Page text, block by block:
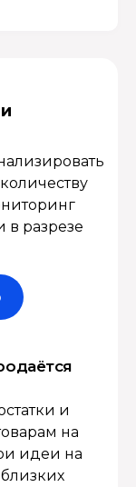
в разрезе
и
на
идеи на